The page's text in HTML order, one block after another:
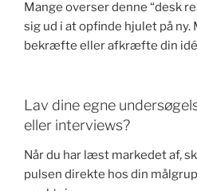
Mange overser denne “desk
sig ud i at opfinde hjulet på ny.
bekræfte eller afkræfte din idé
Lav dine egne
eller interviews?
Når du har læst markedet af,
pulsen direkte hos din